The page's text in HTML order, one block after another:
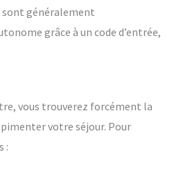
sont généralement
grâce à un code d’entrée,
vous trouverez forcément la
votre séjour. Pour
: